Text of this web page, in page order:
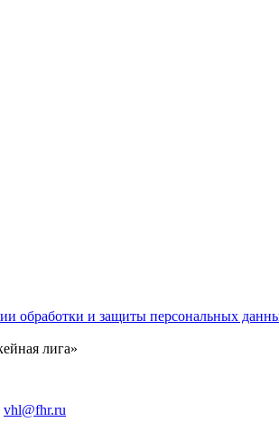
обработки и защиты персональных
лига»
vhl@fhr.ru